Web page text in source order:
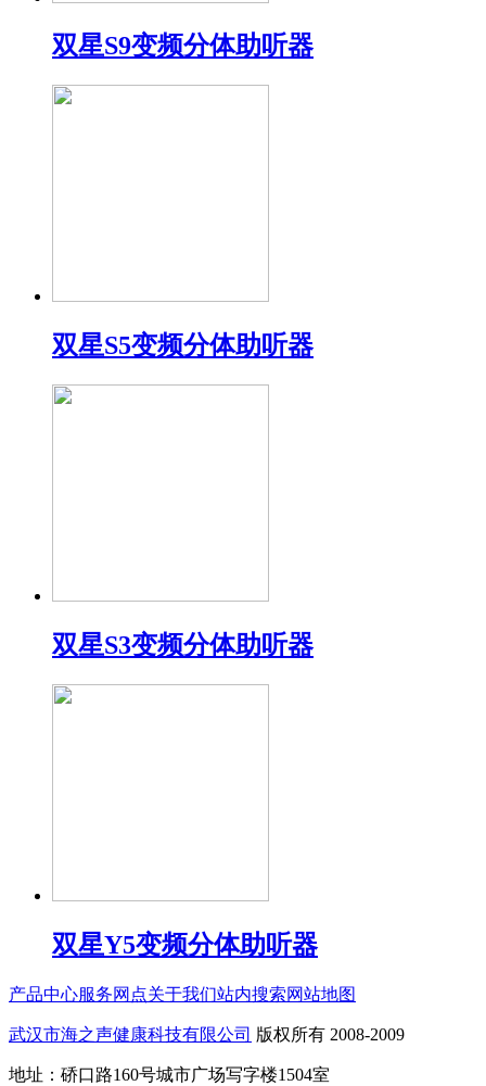
双星S9变频分体助听器
双星S5变频分体助听器
双星S3变频分体助听器
双星Y5变频分体助听器
产品中心服务网点关于我们站内搜索网站地图
武汉市海之声健康科技有限公司 版权所有 2008-2009
地址：硚口路160号城市广场写字楼1504室